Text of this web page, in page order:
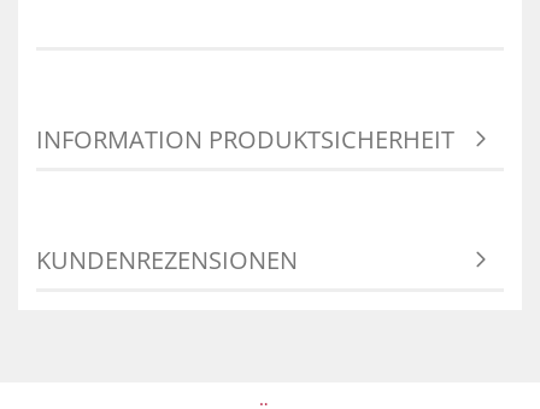
INFORMATION PRODUKTSICHERHEIT
KUNDENREZENSIONEN